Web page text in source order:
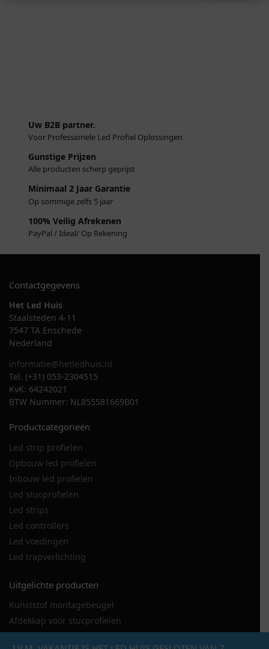
Uw B2B partner.
Voor Professionele Led Profiel Oplossingen
Gunstige Prijzen
Alle producten scherp geprijst
Minimaal 2 Jaar Garantie
Op sommige zelfs 5 jaar
100% Veilig Afrekenen
PayPal / Ideal/ Op Rekening
Contactgegevens
Het Led Huis
Staalsteden 4-11
7547 TA Enschede
Nederland
informatie@hetledhuis.nl
Tel. (+31) 053-2304515
KvK: 64242021
BTW Nummer: NL855581669B01
Productcategorieën
Led strip profielen
Opbouw led profielen
Inbouw led profielen
Led stucprofielen
Led strips
Led controllers
Led voedingen
Led trapverlichting
Uitgelichte producten
Kunststof montagebeugel
Afdekkap voor stucprofielen